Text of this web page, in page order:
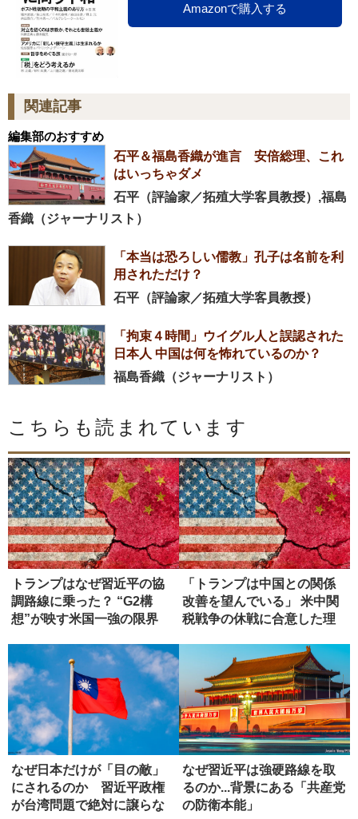
Amazonで購入する
関連記事
編集部のおすすめ
石平＆福島香織が進言 安倍総理、これ
はいっちゃダメ
石平（評論家／拓殖大学客員教授）,福島
香織（ジャーナリスト）
「本当は恐ろしい儒教」孔子は名前を利
用されただけ？
石平（評論家／拓殖大学客員教授）
「拘束４時間」ウイグル人と誤認された
日本人 中国は何を怖れているのか？
福島香織（ジャーナリスト）
こちらも読まれています
トランプはなぜ習近平の協
調路線に乗った？ “G2構
想”が映す米国一強の限界
「トランプは中国との関係
改善を望んでいる」 米中関
税戦争の休戦に合意した理
なぜ日本だけが「目の敵」
にされるのか 習近平政権
が台湾問題で絶対に譲らな
なぜ習近平は強硬路線を取
るのか...背景にある「共産党
の防衛本能」